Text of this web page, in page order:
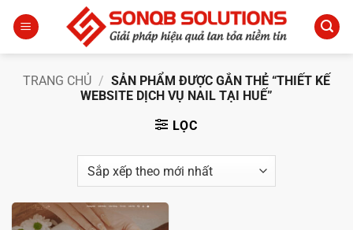
qua
TRANG CHỦ / SẢN PHẨM ĐƯỢC GẮN THẺ “THIẾT KẾ
WEBSITE DỊCH VỤ NAIL TẠI HUẾ”
LỌC